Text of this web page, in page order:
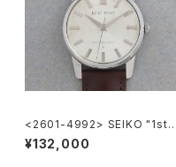
<2601-4992> SEIKO "1st"
KING SEIKO
¥132,000